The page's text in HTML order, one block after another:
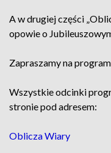
A w drugiej części
opowie o
Zapraszamy na
Wszystkie odcinki
stronie pod adresem:
Oblicza Wiary